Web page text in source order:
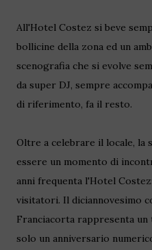
All'Hotel Costez si beve
bollicine della zona ed un
scenografia che si evolve
da super DJ, sempre
di riferimento, fa il resto.
Oltre a celebrare il locale, la
essere un momento di
anni frequenta l'Hotel
visitatori. Il diciannovesimo
Franciacorta rappresenta
solo un anniversario